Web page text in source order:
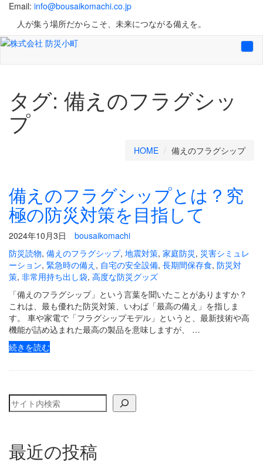
Email: info@bousaikomachi.co.jp
人が集う場所だからこそ、未来につながる備えを。
タグ: 備えのフラグシッ
プ
HOME 備えのフラグシップ
備えのフラグシップとは？究
極の防災対策を目指して
2024年10月3日
bousaikomachi
防災読物, 備えのフラグシップ, 地震対策, 家庭防災, 災害シミュレ
ーション, 緊急時の備え , 自宅の安全設備, 長期間保存食, 防災対
策, 非常用持ち出し袋, 高度な防災グッズ
「備えのフラグシップ」という言葉を聞いたことがありますか？
これは、最も優れた防災対策、いわば「最高の備え」を指しま
す。 車や家電で「フラグシップモデル」というと、最新技術や高
機能が詰め込まれた最高の製品を意味しますが、 …
続きを読む
検索
最近の投稿